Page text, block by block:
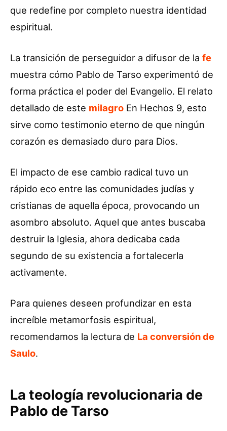
que redefine por completo nuestra identidad
espiritual.
La transición de perseguidor a difusor de la fe
muestra cómo Pablo de Tarso experimentó de
forma práctica el poder del Evangelio. El relato
detallado de este milagro En Hechos 9, esto
sirve como testimonio eterno de que ningún
corazón es demasiado duro para Dios.
El impacto de ese cambio radical tuvo un
rápido eco entre las comunidades judías y
cristianas de aquella época, provocando un
asombro absoluto. Aquel que antes buscaba
destruir la Iglesia, ahora dedicaba cada
segundo de su existencia a fortalecerla
activamente.
Para quienes deseen profundizar en esta
increíble metamorfosis espiritual,
recomendamos la lectura de La conversión de
Saulo.
La teología revolucionaria de
Pablo de Tarso